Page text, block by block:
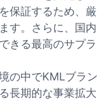
保証するため、厳
す。さらに、国内
きる最高のサプラ
の中でKMLブラン
長期的な事業拡大